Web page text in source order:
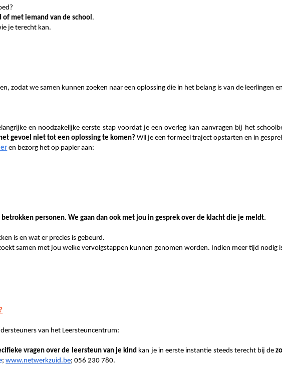
met iemand van de school.
je terecht kan.
zodat we samen kunnen zoeken naar een oplossing die in het belang is van de leerlingen
en noodzakelijke eerste stap voordat je een overleg kan aanvragen bij het
gevoel niet tot een oplossing te komen? Wil je een formeel traject opstarten en in
en bezorg het op papier aan:
personen. We gaan dan ook met jou in gesprek over de klacht die je meldt.
is en wat er precies is gebeurd.
samen met jou welke vervolgstappen kunnen genomen worden. Indien meer tijd nodig
van het Leersteuncentrum:
vragen over de leersteun van je kind kan je in eerste instantie steeds terecht bij de
;www.netwerkzuid.be; 056 230 780.